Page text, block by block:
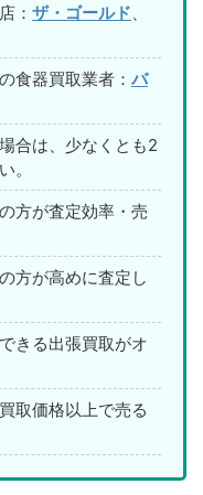
： ザ・ゴールド
食器買取業者： バ
合は、少なくとも2
。
方が査定効率・売
方が高めに査定し
きる出張買取がオ
取価格以上で売る